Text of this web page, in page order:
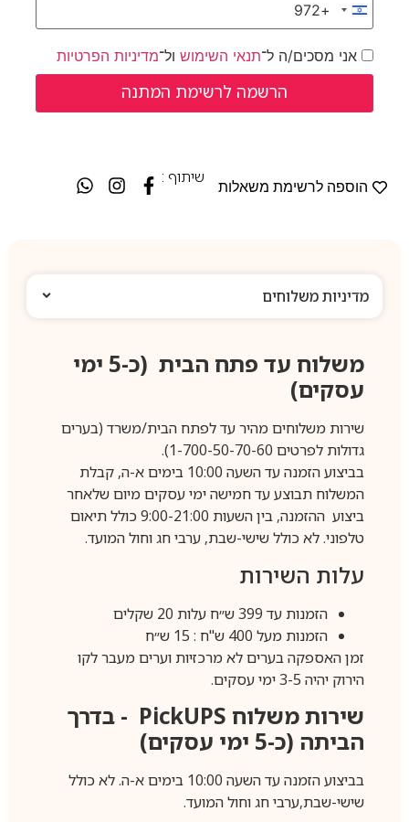
Israel +972
+972
אני מסכים/ה ל־תנאי השימושול־מדיניות הפרטיות
הוספה לרשימת משאלות
שיתוף :
מדיניות משלוחים
משלוח עד פתח הבית (כ-5 ימי
עסקים)
שירות משלוחים מהיר עד לפתח הבית/משרד (בערים
גדולות לפרטים 1-700-50-70-60).
בביצוע הזמנה עד השעה 10:00 בימים א-ה, קבלת
המשלוח תבוצע עד חמישה ימי עסקים מיום שלאחר
ביצוע ההזמנה, בין השעות 9:00-21:00 כולל תיאום
טלפוני. לא כולל שישי-שבת, ערבי חג וחול המועד.
עלות השירות
הזמנות עד 399 ש״ח עלות 20 שקלים
הזמנות מעל 400 ש"ח : 15 ש״ח
זמן האספקה בערים לא מרכזיות וערים מעבר לקו
הירוק יהיה 3-5 ימי עסקים.
שירות משלוח PickUPS- בדרך
הביתה (כ-5 ימי עסקים)
בביצוע הזמנה עד השעה 10:00 בימים א-ה. לא כולל
שישי-שבת,ערבי חג וחול המועד.